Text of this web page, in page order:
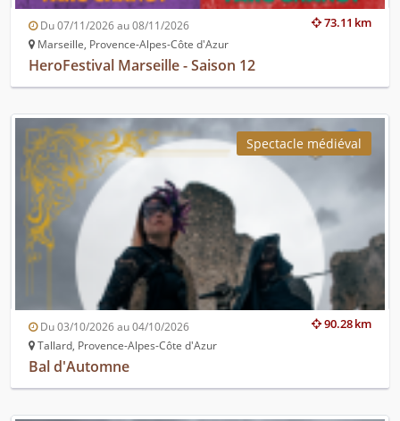
73.11 km
Du 07/11/2026 au 08/11/2026
Marseille, Provence-Alpes-Côte d'Azur
HeroFestival Marseille - Saison 12
Spectacle médiéval
90.28 km
Du 03/10/2026 au 04/10/2026
Tallard, Provence-Alpes-Côte d'Azur
Bal d'Automne